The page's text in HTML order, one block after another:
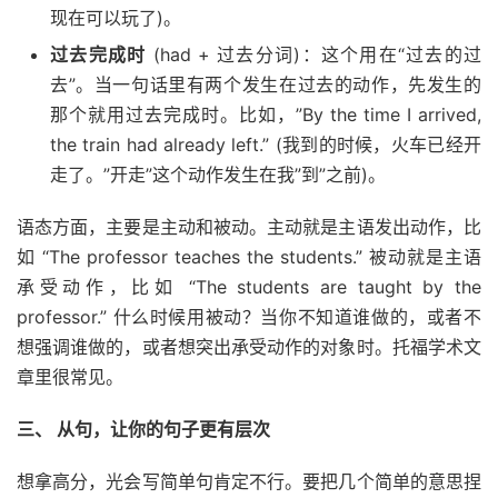
现在可以玩了)。
过去完成时 (had + 过去分词)：这个用在“过去的过
去”。当一句话里有两个发生在过去的动作，先发生的
那个就用过去完成时。比如，”By the time I arrived,
the train had already left.” (我到的时候，火车已经开
走了。”开走”这个动作发生在我”到”之前)。
语态方面，主要是主动和被动。主动就是主语发出动作，比
如 “The professor teaches the students.” 被动就是主语
承受动作，比如 “The students are taught by the
professor.” 什么时候用被动？当你不知道谁做的，或者不
想强调谁做的，或者想突出承受动作的对象时。托福学术文
章里很常见。
三、 从句，让你的句子更有层次
想拿高分，光会写简单句肯定不行。要把几个简单的意思捏